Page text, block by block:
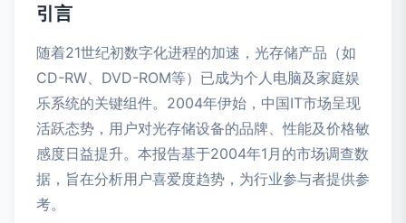
引言
随着21世纪初数字化进程的加速，光存储产品（如
CD-RW、DVD-ROM等）已成为个人电脑及家庭娱
乐系统的关键组件。2004年伊始，中国IT市场呈现
活跃态势，用户对光存储设备的品牌、性能及价格敏
感度日益提升。本报告基于2004年1月的市场调查数
据，旨在分析用户喜爱度趋势，为行业参与者提供参
考。